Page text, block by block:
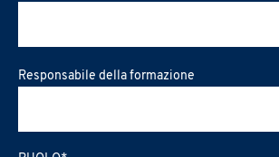
Responsabile della formazione